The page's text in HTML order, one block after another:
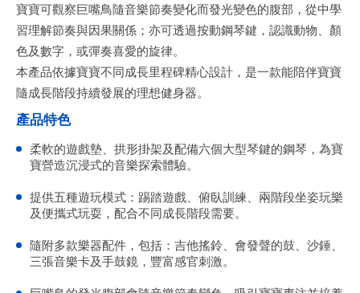
寶寶可觀察巨嘴鳥隨音樂節奏變化而發光變色的腹部，從中學
習理解節奏與因果關係；亦可透過按動鋼琴鍵，認識動物、顏
色及數字，或彈奏喜愛的旋律。
本產品依據寶寶不同成長里程碑精心設計，是一款能陪伴寶寶
隨成長階段持續發展的理想健身器。
產品特色
柔軟的遊戲墊、拱形掛架及配備六個大型琴鍵的鋼琴，為寶
寶營造沉浸式的音樂探索體驗。
提供五種遊玩模式：踢踏遊戲、俯臥訓練、兩階段坐姿玩樂
及便攜式玩耍，配合不同成長階段需要。
隨附多款樂器配件，包括：吉他搖鈴、會發聲的鼓、沙錘、
三張音樂卡及手鼓鏡，豐富感官刺激。